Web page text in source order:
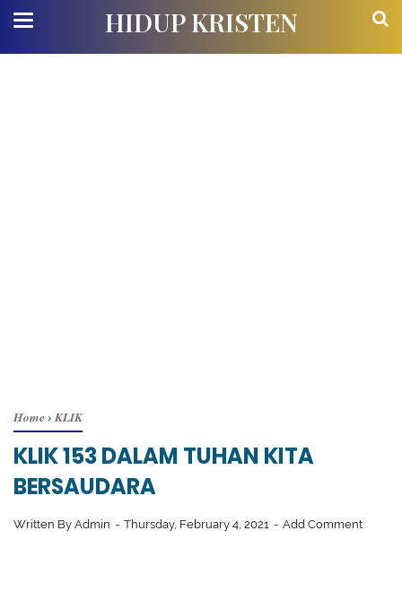
HIDUP KRISTEN
Home› KLIK
KLIK 153 DALAM TUHAN KITA
BERSAUDARA
Written By Admin Thursday, February 4, 2021 Add Comment